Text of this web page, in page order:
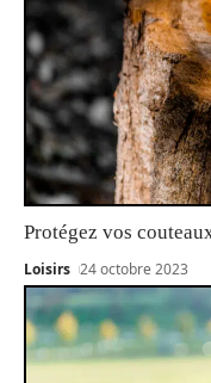
Protégez vos
Loisirs 24 octobre 2023